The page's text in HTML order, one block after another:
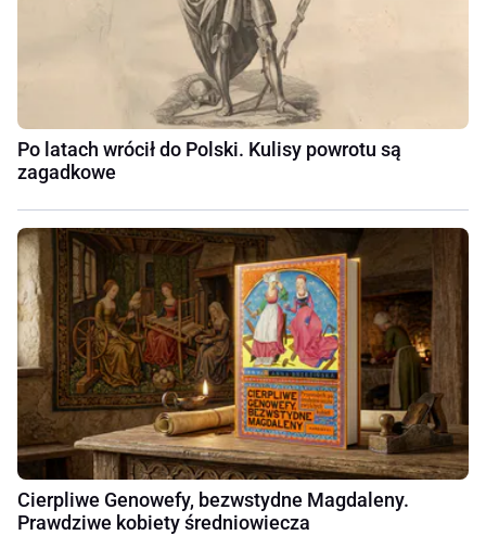
Po latach wrócił do Polski. Kulisy powrotu są
zagadkowe
Cierpliwe Genowefy, bezwstydne Magdaleny.
Prawdziwe kobiety średniowiecza